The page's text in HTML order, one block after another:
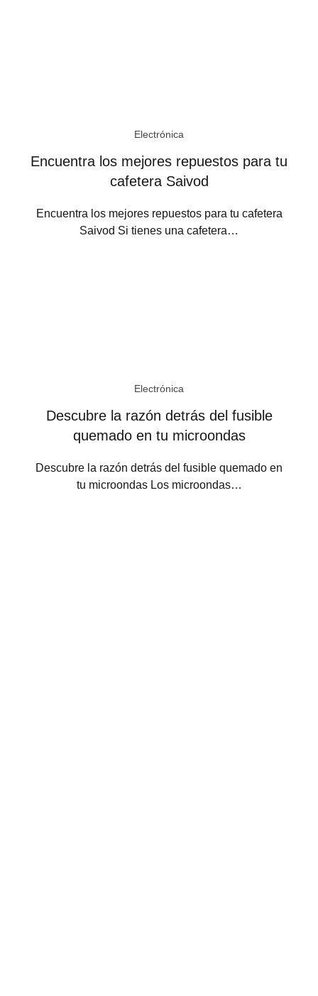
Electrónica
Encuentra los mejores repuestos para tu
cafetera Saivod
Encuentra los mejores repuestos para tu cafetera
Saivod Si tienes una cafetera…
Electrónica
Descubre la razón detrás del fusible
quemado en tu microondas
Descubre la razón detrás del fusible quemado en
tu microondas Los microondas…